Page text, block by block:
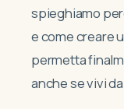
spieghiamo
e come creare
permetta
anche se vivi